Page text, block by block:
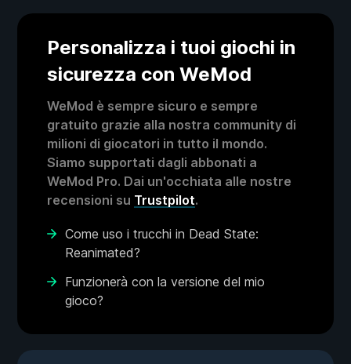
Personalizza i tuoi giochi in
sicurezza con WeMod
WeMod è sempre sicuro e sempre
gratuito grazie alla nostra community di
milioni di giocatori in tutto il mondo.
Siamo supportati dagli abbonati a
WeMod Pro. Dai un'occhiata alle nostre
recensioni su Trustpilot.
Come uso i trucchi in Dead State:
Reanimated?
Funzionerà con la versione del mio
gioco?